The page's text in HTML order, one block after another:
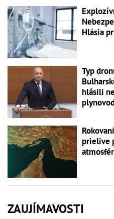
Hlásia
Typ
hlásili
prielive
ZAUJÍMAVOSTI